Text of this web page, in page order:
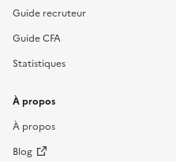
Guide recruteur
Guide CFA
Statistiques
À propos
À propos
Blog